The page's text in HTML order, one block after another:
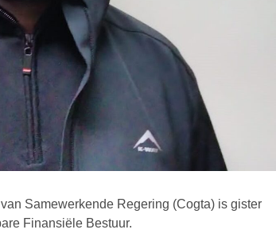
Samewerkende Regering (Cogta) is gister
Finansiële Bestuur.